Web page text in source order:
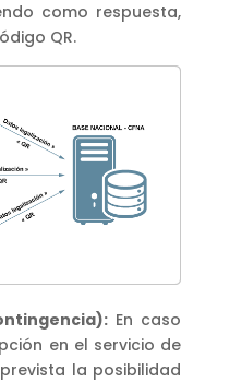
como respuesta,
QR.
En caso
en el servicio de
la posibilidad